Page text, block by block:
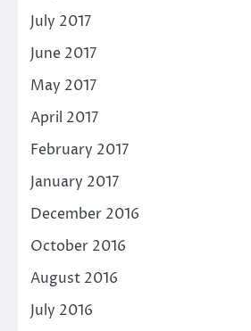
July 2017
June 2017
May 2017
April 2017
February 2017
January 2017
December 2016
October 2016
August 2016
July 2016